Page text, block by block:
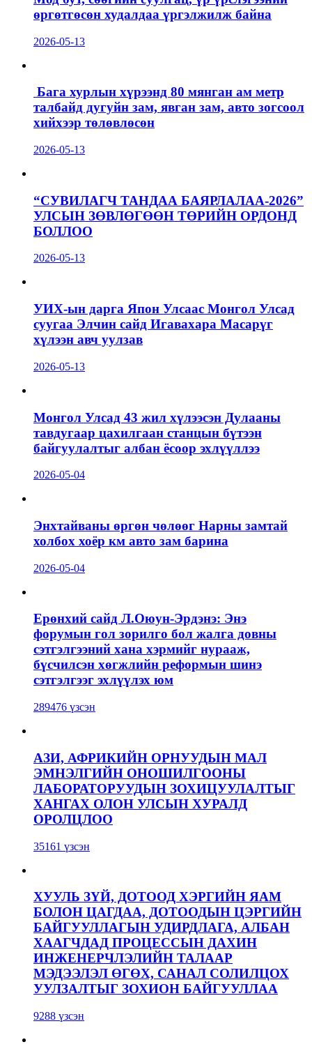
өргөтгөсөн худалдаа үргэлжилж байна
2026-05-13
Бага хурлын хүрээнд 80 мянган ам метр
талбайд дугуйн зам, явган зам, авто зогсоол
хийхээр төлөвлөсөн
2026-05-13
“СУВИЛАГЧ ТАНДАА БАЯРЛАЛАА-2026”
УЛСЫН ЗӨВЛӨГӨӨН ТӨРИЙН ОРДОНД
БОЛЛОО
2026-05-13
УИХ-ын дарга Япон Улсаас Монгол Улсад
суугаа Элчин сайд Игавахара Масарүг
хүлээн авч уулзав
2026-05-13
Монгол Улсад 43 жил хүлээсэн Дулааны
тавдугаар цахилгаан станцын бүтээн
байгуулалтыг албан ёсоор эхлүүллээ
2026-05-04
Энхтайваны өргөн чөлөөг Нарны замтай
холбох хоёр км авто зам барина
2026-05-04
Ерөнхий сайд Л.Оюун-Эрдэнэ: Энэ
форумын гол зорилго бол жалга довны
сэтгэлгээний хана хэрмийг нурааж,
бүсчилсэн хөгжлийн реформын шинэ
сэтгэлгээг эхлүүлэх юм
289476 үзсэн
АЗИ, АФРИКИЙН ОРНУУДЫН МАЛ
ЭМНЭЛГИЙН ОНОШИЛГООНЫ
ЛАБОРАТОРУУДЫН ЗОХИЦУУЛАЛТЫГ
ХАНГАХ ОЛОН УЛСЫН ХУРАЛД
ОРОЛЦЛОО
35161 үзсэн
ХУУЛЬ ЗҮЙ, ДОТООД ХЭРГИЙН ЯАМ
БОЛОН ЦАГДАА, ДОТООДЫН ЦЭРГИЙН
БАЙГУУЛЛАГЫН УДИРДЛАГА, АЛБАН
ХААГЧДАД ПРОЦЕССЫН ДАХИН
ИНЖЕНЕРЧЛЭЛИЙН ТАЛААР
МЭДЭЭЛЭЛ ӨГӨХ, САНАЛ СОЛИЛЦОХ
УУЛЗАЛТЫГ ЗОХИОН БАЙГУУЛЛАА
9288 үзсэн